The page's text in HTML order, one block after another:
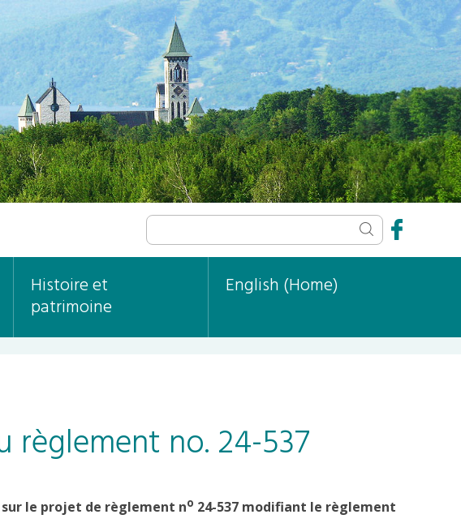
Histoire et
patrimoine
English (Home)
règlement no. 24-537
sur le projet de règlement no 24-537 modifiant le règlement